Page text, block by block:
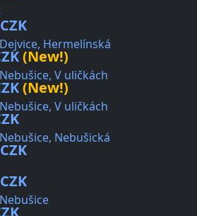
Hermelínská
(New!)
V uličkách
(New!)
V uličkách
Nebušická